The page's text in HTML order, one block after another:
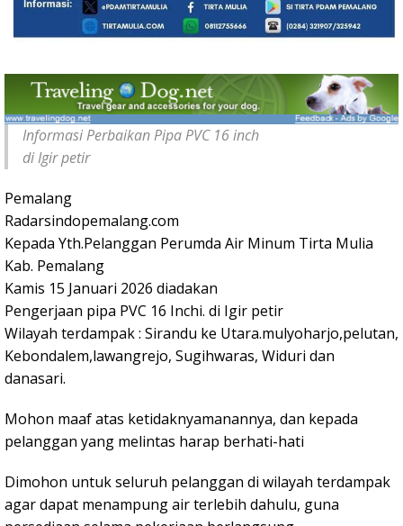
Informasi Perbaikan Pipa PVC 16 inch
di Igir petir
Pemalang
Radarsindopemalang.com
Kepada Yth.Pelanggan Perumda Air Minum Tirta Mulia
Kab. Pemalang
Kamis 15 Januari 2026 diadakan
Pengerjaan pipa PVC 16 Inchi. di Igir petir
Wilayah terdampak : Sirandu ke Utara.mulyoharjo,pelutan,
Kebondalem,lawangrejo, Sugihwaras, Widuri dan
danasari.
Mohon maaf atas ketidaknyamanannya, dan kepada
pelanggan yang melintas harap berhati-hati
Dimohon untuk seluruh pelanggan di wilayah terdampak
agar dapat menampung air terlebih dahulu, guna